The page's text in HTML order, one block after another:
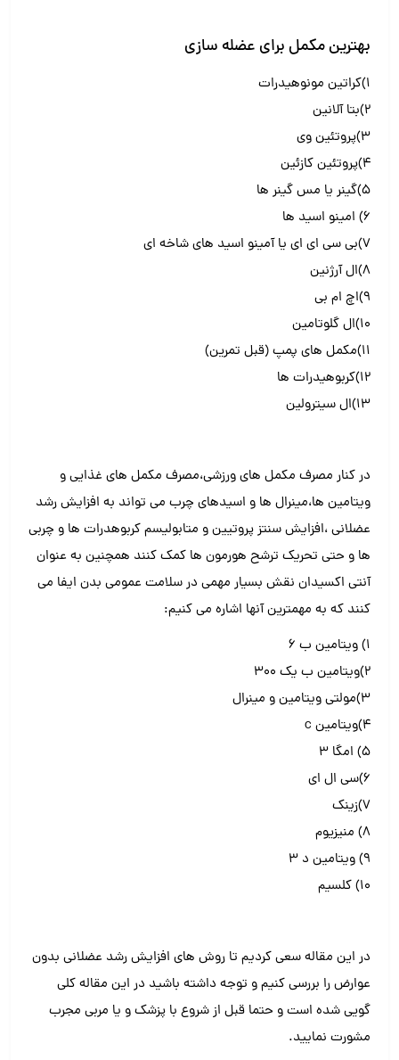
بهترین مکمل برای عضله سازی
۱)کراتین مونوهیدرات
۲)بتا آلانین
۳)پروتئین وی
۴)پروتئین کازئین
۵)گینر یا مس گینر ها
۶) امینو اسید ها
۷)بی سی ای ای یا آمینو اسید های شاخه ای
۸)ال آرژنین
۹)اچ ام بی
۱۰)ال گلوتامین
۱۱)مکمل های پمپ (قبل تمرین)
۱۲)کربوهیدرات ها
۱۳)ال سیترولین
در کنار مصرف مکمل های ورزشی،مصرف مکمل های غذایی و‌
ویتامین ها،مینرال ها و اسیدهای چرب می تواند به افزایش رشد
عضلانی ،افزایش سنتز پروتیین و متابولیسم کربوهدرات ها و چربی
ها و حتی تحریک ترشح هورمون ها کمک کنند همچنین به عنوان
آنتی اکسیدان نقش بسیار مهمی در سلامت عمومی بدن ایفا می
کنند که به مهمترین آنها اشاره می کنیم:
۱) ویتامین ب ۶
۲)ویتامین ب یک ۳۰۰
۳)مولتی ویتامین و مینرال
۴)ویتامین c
۵) امگا ۳
۶)سی ال ای
۷)زینک
۸) منیزیوم
۹) ویتامین د ۳
۱۰) کلسیم
در این مقاله سعی کردیم تا روش های افزایش رشد عضلانی بدون
عوارض را بررسی کنیم و توجه داشته باشید در این مقاله کلی
گویی شده است و حتما قبل از شروع با پزشک و یا مربی مجرب
مشورت نمایید.